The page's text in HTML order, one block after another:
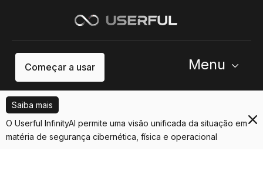
Começar a usar Menu
Saiba mais
O Userful InfinityAI permite uma visão unificada da situação em
matéria de segurança cibernética, física e operacional